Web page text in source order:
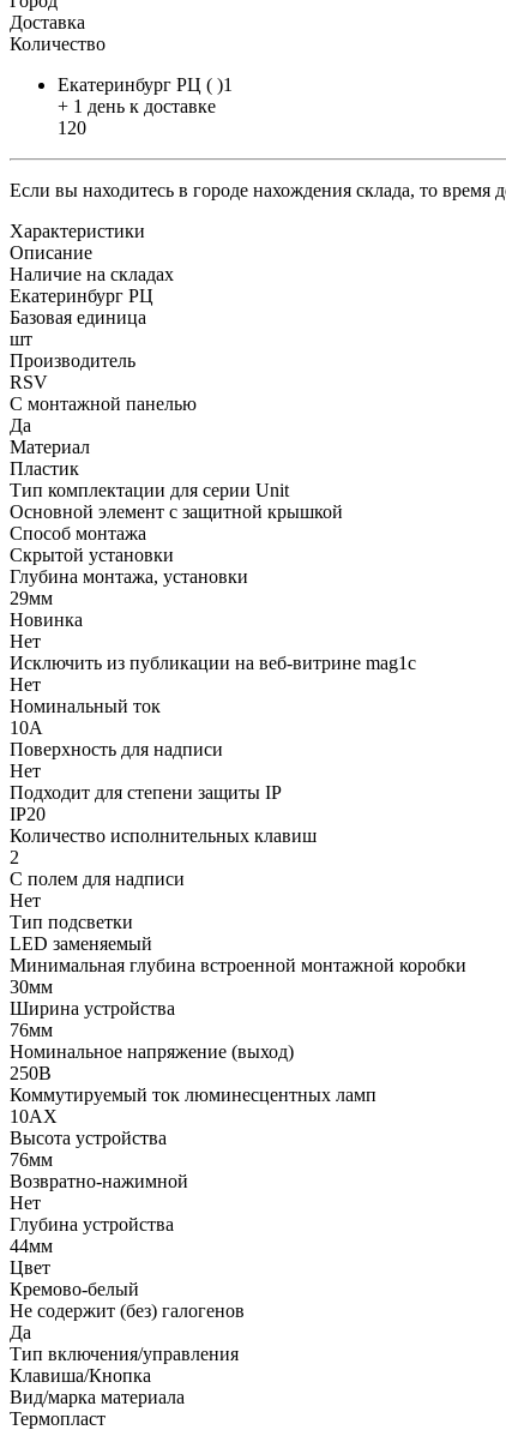
Доставка
Количество
Екатеринбург РЦ ( )1
+ 1 день к доставке
120
Если вы находитесь в городе нахождения склада, то время
Характеристики
Описание
Наличие на складах
Екатеринбург РЦ
Базовая единица
шт
Производитель
RSV
С монтажной панелью
Да
Материал
Пластик
Тип комплектации для серии Unit
Основной элемент с защитной крышкой
Способ монтажа
Скрытой установки
Глубина монтажа, установки
29мм
Новинка
Нет
Исключить из публикации на веб-витрине mag1c
Нет
Номинальный ток
10А
Поверхность для надписи
Нет
Подходит для степени защиты IP
IP20
Количество исполнительных клавиш
2
С полем для надписи
Нет
Тип подсветки
LED заменяемый
Минимальная глубина встроенной монтажной коробки
30мм
Ширина устройства
76мм
Номинальное напряжение (выход)
250В
Коммутируемый ток люминесцентных ламп
10AX
Высота устройства
76мм
Возвратно-нажимной
Нет
Глубина устройства
44мм
Цвет
Кремово-белый
Не содержит (без) галогенов
Да
Тип включения/управления
Клавиша/Кнопка
Вид/марка материала
Термопласт